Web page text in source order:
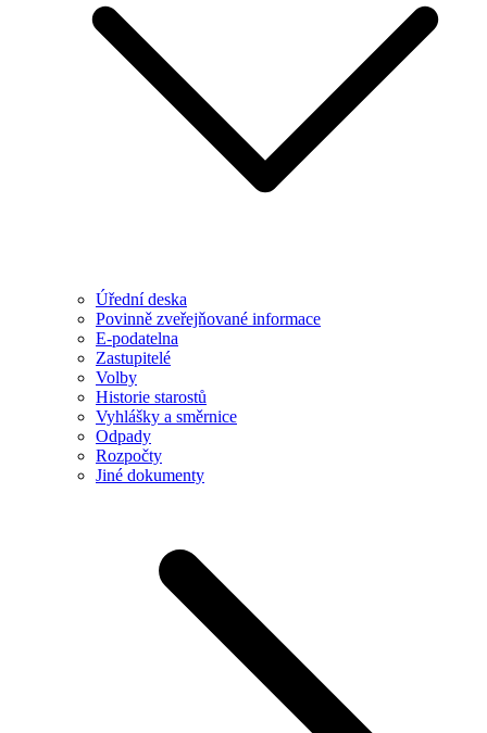
Úřední deska
Povinně zveřejňované informace
E-podatelna
Zastupitelé
Volby
Historie starostů
Vyhlášky a směrnice
Odpady
Rozpočty
Jiné dokumenty